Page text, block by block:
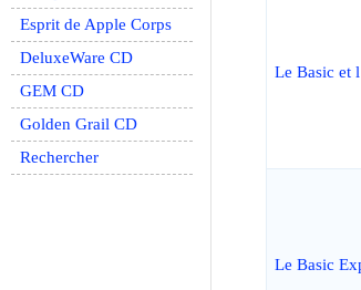
Esprit de Apple Corps
DeluxeWare CD
GEM CD
Golden Grail CD
Rechercher
Le Basic et
Le Basic